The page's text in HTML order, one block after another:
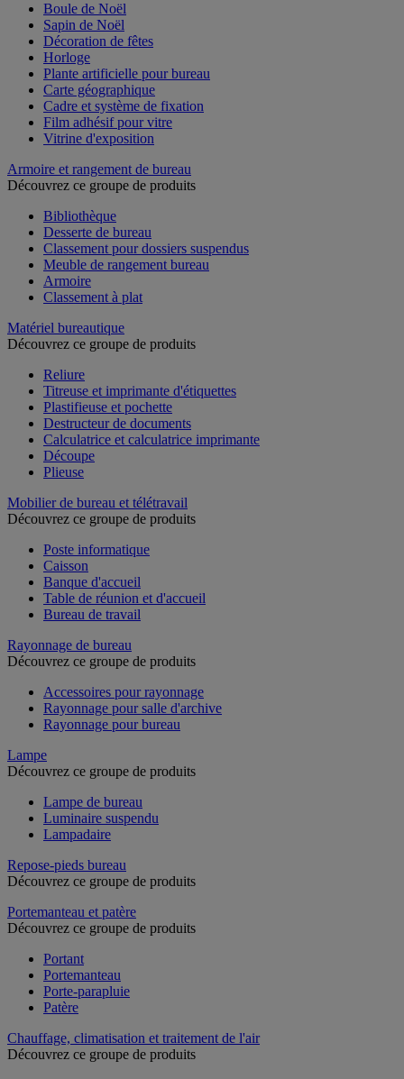
Boule de Noël
Sapin de Noël
Décoration de fêtes
Horloge
Plante artificielle pour bureau
Carte géographique
Cadre et système de fixation
Film adhésif pour vitre
Vitrine d'exposition
Armoire et rangement de bureau
Découvrez ce groupe de produits
Bibliothèque
Desserte de bureau
Classement pour dossiers suspendus
Meuble de rangement bureau
Armoire
Classement à plat
Matériel bureautique
Découvrez ce groupe de produits
Reliure
Titreuse et imprimante d'étiquettes
Plastifieuse et pochette
Destructeur de documents
Calculatrice et calculatrice imprimante
Découpe
Plieuse
Mobilier de bureau et télétravail
Découvrez ce groupe de produits
Poste informatique
Caisson
Banque d'accueil
Table de réunion et d'accueil
Bureau de travail
Rayonnage de bureau
Découvrez ce groupe de produits
Accessoires pour rayonnage
Rayonnage pour salle d'archive
Rayonnage pour bureau
Lampe
Découvrez ce groupe de produits
Lampe de bureau
Luminaire suspendu
Lampadaire
Repose-pieds bureau
Découvrez ce groupe de produits
Portemanteau et patère
Découvrez ce groupe de produits
Portant
Portemanteau
Porte-parapluie
Patère
Chauffage, climatisation et traitement de l'air
Découvrez ce groupe de produits